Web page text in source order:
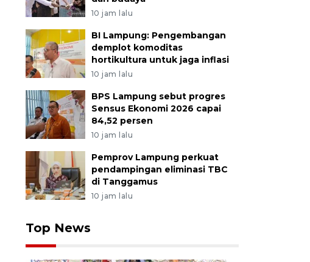
10 jam lalu
BI Lampung: Pengembangan
demplot komoditas
hortikultura untuk jaga inflasi
10 jam lalu
BPS Lampung sebut progres
Sensus Ekonomi 2026 capai
84,52 persen
10 jam lalu
Pemprov Lampung perkuat
pendampingan eliminasi TBC
di Tanggamus
10 jam lalu
Top News